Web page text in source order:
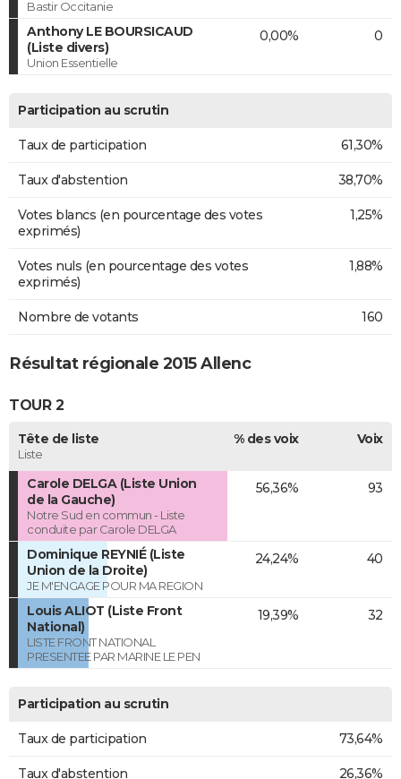
Bastir Occitanie
Anthony LE BOURSICAUD
(Liste divers)
Union Essentielle
0,00% 0
Participation au scrutin
Taux de participation 61,30%
Taux d'abstention 38,70%
Votes blancs (en pourcentage des votes
exprimés)
1,25%
Votes nuls (en pourcentage des votes
exprimés)
1,88%
Nombre de votants 160
Résultat régionale 2015 Allenc
TOUR 2
Tête de liste
Liste
% des voix Voix
Carole DELGA (Liste Union
de la Gauche)
Notre Sud en commun - Liste
conduite par Carole DELGA
56,36% 93
Dominique REYNIÉ (Liste
Union de la Droite)
JE M'ENGAGE POUR MA REGION
24,24% 40
Louis ALIOT (Liste Front
National)
LISTE FRONT NATIONAL
PRESENTEE PAR MARINE LE PEN
19,39% 32
Participation au scrutin
Taux de participation 73,64%
Taux d'abstention 26,36%